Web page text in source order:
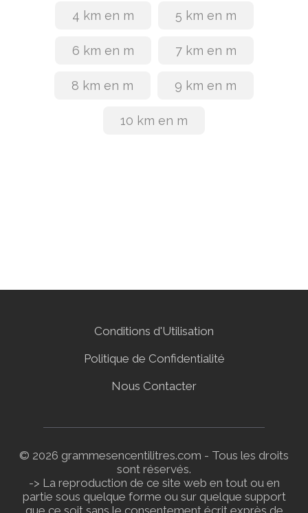
4 km en m 5 km en m
6 km en m 7 km en m
8 km en m 9 km en m
10 km en m
Conditions d'Utilisation
Politique de Confidentialité
Nous Contacter
© 2026 grammesencentilitres.com - Tous les droits
sont réservés.
-> La reproduction de ce site web en tout ou en
partie sous quelque forme ou sur quelque support
que ce soit sans le consentement écrit exprès de